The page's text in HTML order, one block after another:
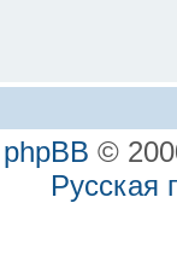
phpBB ©
Русская